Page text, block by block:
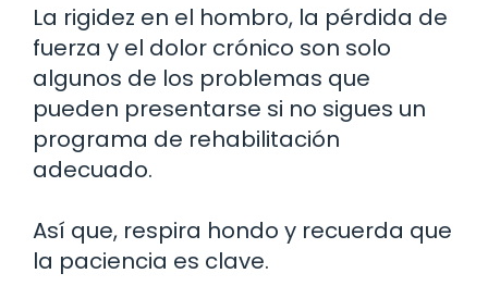
La rigidez en el hombro, la pérdida de
fuerza y el dolor crónico son solo
algunos de los problemas que
pueden presentarse si no sigues un
programa de rehabilitación
adecuado.
Así que, respira hondo y recuerda que
la paciencia es clave.